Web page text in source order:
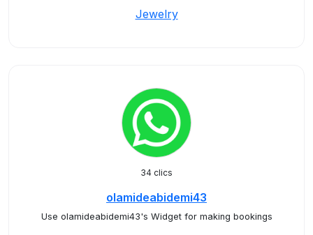
Jewelry
34 clics
olamideabidemi43
Use olamideabidemi43's Widget for making bookings